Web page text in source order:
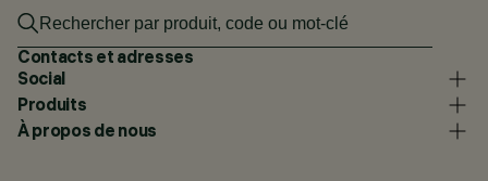
Contacts et adresses
Social
Produits
À propos de nous